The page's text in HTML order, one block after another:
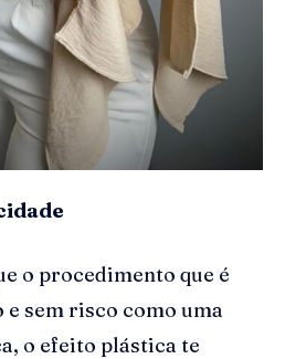
o procedimento que é
sem risco como uma
o efeito plástica te